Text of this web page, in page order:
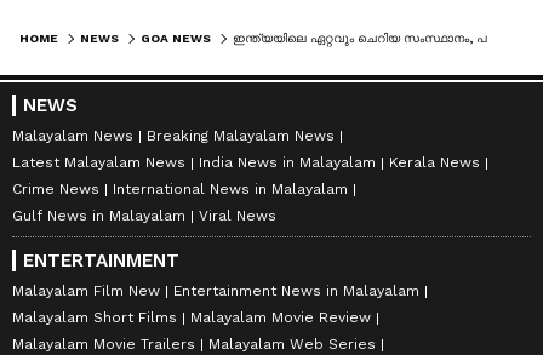
HOME NEWS GOA NEWS
NEWS
Malayalam News
Breaking Malayalam News
Latest Malayalam News
India News in Malayalam
Kerala News
Crime News
International News in Malayalam
Gulf News in Malayalam
Viral News
ENTERTAINMENT
Malayalam Film New
Entertainment News in Malayalam
Malayalam Short Films
Malayalam Movie Review
Malayalam Movie Trailers
Malayalam Web Series